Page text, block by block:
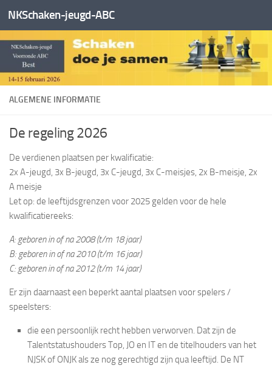
Skip to content
NKSchaken-jeugd-ABC
ALGEMENE INFORMATIE
De regeling 2026
De verdienen plaatsen per kwalificatie:
2x A-jeugd, 3x B-jeugd, 3x C-jeugd, 3x C-meisjes, 2x B-meisje, 2x
A meisje
Let op: de leeftijdsgrenzen voor 2025 gelden voor de hele
kwalificatiereeks:
A: geboren in of na 2008 (​t/m 18 jaar)
B: geboren in of na 2010 (t/m 16 jaar)
C: geboren in of na 2012 (t/m 14 jaar)
Er zijn daarnaast een beperkt aantal plaatsen voor spelers /
speelsters:
die een persoonlijk recht hebben verworven. Dat zijn de
Talentstatushouders Top, JO en IT en de titelhouders van het
NJSK of ONJK als ze nog gerechtigd zijn qua leeftijd. De NT